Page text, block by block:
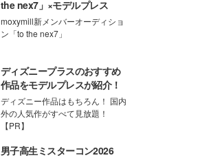
the nex7」×モデルプレス
moxymill新メンバーオーディショ
ン「to the nex7」
ディズニープラスのおすすめ
作品をモデルプレスが紹介！
ディズニー作品はもちろん！ 国内
外の人気作がすべて見放題！
【PR】
男子高生ミスターコン2026